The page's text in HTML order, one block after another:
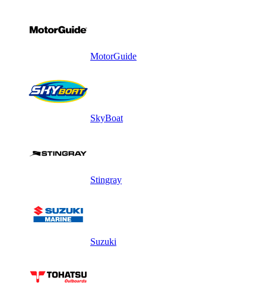
MotorGuide
SkyBoat
Stingray
Suzuki